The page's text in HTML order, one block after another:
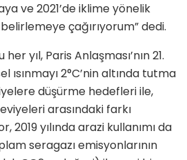
ve 2021’de iklime yönelik
çağırıyorum” dedi.
yıl, Paris Anlaşması’nın 21.
ısınmayı 2°C’nin altında tutma
düşürme hedefleri ile,
arasındaki farkı
2019 yılında arazi kullanımı da
seragazı emisyonlarının